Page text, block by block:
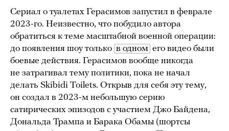
Сериал о туалетах Герасимов запустил в феврале
2023-го. Неизвестно, что побудило автора
обратиться к теме масштабной военной операции:
до появления шоу только в одном его видео были
боевые действия. Герасимов вообще никогда
не затрагивал тему политики, пока не начал
делать Skibidi Toilets. Открыв для себя эту тему,
он создал в 2023-м небольшую серию
сатирических эпизодов с участием Джо Байдена,
Дональда Трампа и Барака Обамы (шортсы